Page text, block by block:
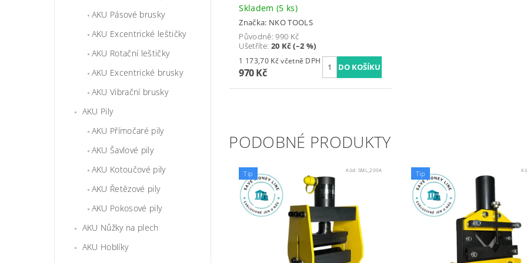
AKU Pásové brusky
AKU Excentrické leštičky
AKU Rotační leštičky
AKU Excentrické brusky
AKU Vibrační brusky
AKU Pily
AKU Přímočaré pily
AKU Šavlové pily
AKU Kotoučové pily
AKU Řetězové pily
AKU Pokosové pily
AKU Nůžky na plech
AKU Hoblíky
Skladem (5 ks)
Značka: NKO TOOLS
Původně:990 Kč
Ušetříte: 20 Kč (–2 %)
1 173,70 Kč včetně DPH
970 Kč
PODOBNÉ PRODUKTY
Tip Kód: SML_200A Tip